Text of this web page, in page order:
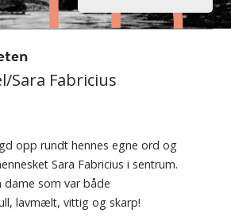
Sara Fabricius
opp rundt hennes egne ord og
Sara Fabricius i sentrum.
dame som var både
lavmælt, vittig og skarp!